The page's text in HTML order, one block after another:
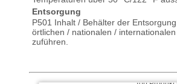
Entsorgung
P501 Inhalt / Behälter der
örtlichen / nationalen /
zuführen.
Alex schrieb
Versand!